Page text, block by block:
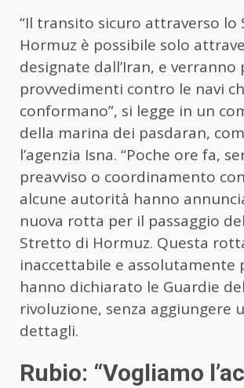
“Il transito sicuro attraverso lo
Hormuz è possibile solo
designate dall’Iran, e verranno
provvedimenti contro le navi
conformano”, si legge in un
della marina dei pasdaran,
l’agenzia Isna. “Poche ore fa,
preavviso o coordinamento con
alcune autorità hanno
nuova rotta per il passaggio
Stretto di Hormuz. Questa
inaccettabile e assolutamente
hanno dichiarato le Guardie
rivoluzione, senza aggiungere
dettagli.
Rubio: “Vogliamo